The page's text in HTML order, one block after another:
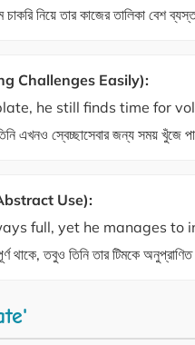
নিয়ে তার কাজের তালিকা বেশ
Challenges Easily):
he still finds time for
এখনও স্বেচ্ছাসেবার জন্য সময় খুঁজে
Use):
full, yet he manages to
থাকে, তবুও তিনি তার টিমকে